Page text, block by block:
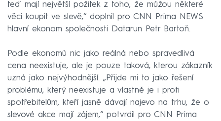
teď mají největší požitek z toho, že můžou některé
věci koupit ve slevě,“ doplnil pro CNN Prima NEWS
hlavní ekonom společnosti Datarun Petr Bartoň.
Podle ekonomů nic jako reálná nebo spravedlivá
cena neexistuje, ale je pouze taková, kterou zákazník
uzná jako nejvýhodnější. „Přijde mi to jako řešení
problému, který neexistuje a vlastně je i proti
spotřebitelům, kteří jasně dávají najevo na trhu, že o
slevové akce mají zájem,“ potvrdil pro CNN Prima